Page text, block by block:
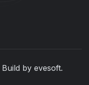
by evesoft.